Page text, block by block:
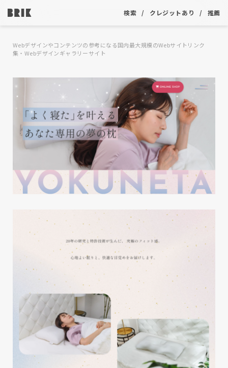
検索 クレジットあり 推薦
Webデザインやコンテンツの参考になる国内最大規模のWebサイトリンク
集・Webデザインギャラリーサイト